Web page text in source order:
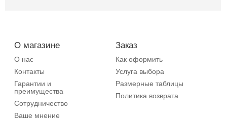
О магазине
О нас
Контакты
Гарантии и
преимущества
Сотрудничество
Ваше мнение
Заказ
Как оформить
Услуга выбора
Размерные таблицы
Политика возврата